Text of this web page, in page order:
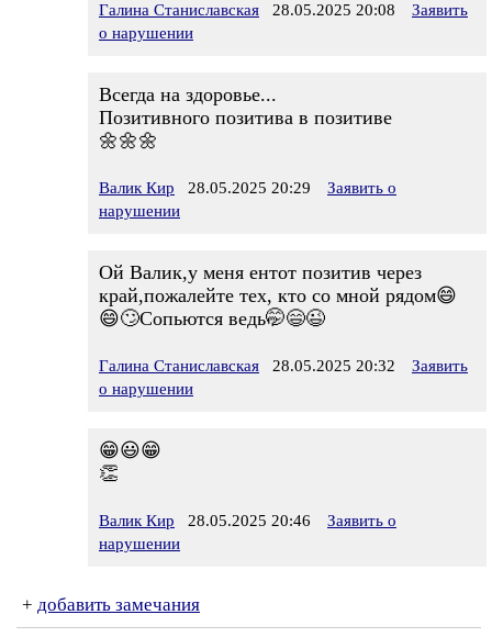
Галина Станиславская 28.05.2025 20:08
Заявить
о нарушении
Всегда на здоровье...
Позитивного позитива в позитиве
🌼🌼🌼
Валик Кир 28.05.2025 20:29
Заявить о
нарушении
Ой Валик,у меня ентот позитив через
край,пожалейте тех, кто со мной рядом😄
😄🙄Сопьются ведь🤭😄😉
Галина Станиславская 28.05.2025 20:32
Заявить
о нарушении
😁😃😁
👏
Валик Кир 28.05.2025 20:46
Заявить о
нарушении
+ добавить замечания